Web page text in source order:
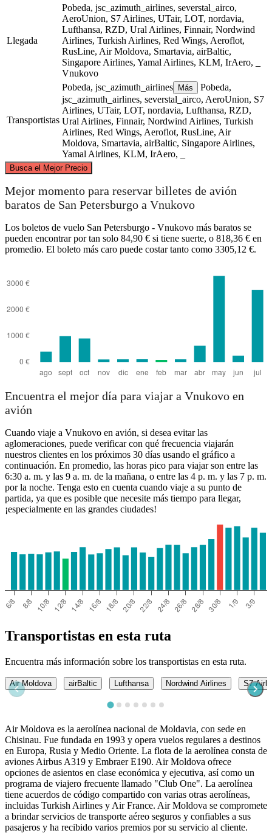
Llegada
Pobeda, jsc_azimuth_airlines, severstal_airco,
AeroUnion, S7 Airlines, UTair, LOT, nordavia,
Lufthansa, RZD, Ural Airlines, Finnair, Nordwind
Airlines, Turkish Airlines, Red Wings, Aeroflot,
RusLine, Air Moldova, Smartavia, airBaltic,
Singapore Airlines, Yamal Airlines, KLM, IrAero, _
Vnukovo
Transportistas
Pobeda, jsc_azimuth_airlines Más
Pobeda,
jsc_azimuth_airlines, severstal_airco, AeroUnion, S7
Airlines, UTair, LOT, nordavia, Lufthansa, RZD,
Ural Airlines, Finnair, Nordwind Airlines, Turkish
Airlines, Red Wings, Aeroflot, RusLine, Air
Moldova, Smartavia, airBaltic, Singapore Airlines,
Yamal Airlines, KLM, IrAero, _
Busca el Mejor Precio
©CARTO, ©OpenStreetMap
Mejor momento para reservar billetes de avión
baratos de San Petersburgo a Vnukovo
Los boletos de vuelo San Petersburgo - Vnukovo más baratos se
pueden encontrar por tan solo 84,90 € si tiene suerte, o 818,36 € en
promedio. El boleto más caro puede costar tanto como 3305,12 €.
Encuentra el mejor día para viajar a Vnukovo en
avión
Cuando viaje a Vnukovo en avión, si desea evitar las
aglomeraciones, puede verificar con qué frecuencia viajarán
nuestros clientes en los próximos 30 días usando el gráfico a
continuación. En promedio, las horas pico para viajar son entre las
6:30 a. m. y las 9 a. m. de la mañana, o entre las 4 p. m. y las 7 p. m.
por la noche. Tenga esto en cuenta cuando viaje a su punto de
partida, ya que es posible que necesite más tiempo para llegar,
¡especialmente en las grandes ciudades!
Transportistas en esta ruta
Encuentra más información sobre los transportistas en esta ruta.
Air Moldova airBaltic Lufthansa Nordwind Airlines S7
Air Moldova es la aerolínea nacional de Moldavia, con sede en
Chisinau. Fue fundada en 1993 y opera vuelos regulares a destinos
en Europa, Rusia y Medio Oriente. La flota de la aerolínea consta de
aviones Airbus A319 y Embraer E190. Air Moldova ofrece
opciones de asientos en clase económica y ejecutiva, así como un
programa de viajero frecuente llamado "Club One". La aerolínea
tiene acuerdos de código compartido con varias otras aerolíneas,
incluidas Turkish Airlines y Air France. Air Moldova se compromete
a brindar servicios de transporte aéreo seguros y confiables a sus
pasajeros y ha recibido varios premios por su servicio al cliente.